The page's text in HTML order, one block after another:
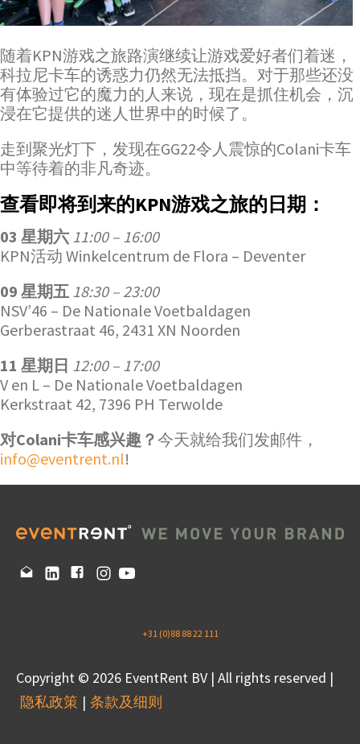
随着KPN游戏之旅路演继续让游戏爱好者们着迷，
科拉尼卡车的诱惑力仍然无法抵挡。对于那些还没
有体验过它的魔力的人来说，现在是抓住机会，沉
浸在它提供的迷人世界中的时候了。
走到聚光灯下，发现在GG22令人震惊的Colani卡车
中等待着的非凡奇迹。
查看即将到来的KPN游戏之旅的日期：
03 星期六 11:00 – 16:00
KPN活动 Winkelcentrum de Flora – Deventer
09 星期五 18:30 – 23:00
NSV’46 – De Nationale Voetbaldagen
Gerberastraat 46, 2431 XN Noorden
11 星期日 12:00 – 17:00
V en L – De Nationale Voetbaldagen
Kerkstraat 42, 7396 PH Terwolde
对Colani卡车感兴趣？今天就给我们发邮件，
info@eventrent.nl!
+31 (0)88 88 22 111
Copyright © 2026 EventRent BV | All rights reserved |
隐私政策
条款及细则